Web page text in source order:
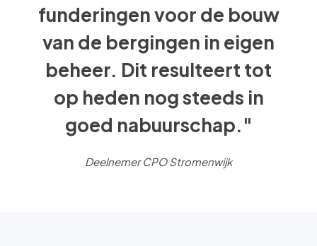
funderingen voor de bouw
van de bergingen in eigen
beheer. Dit resulteert tot
op heden nog steeds in
goed nabuurschap."
Deelnemer CPO Stromenwijk